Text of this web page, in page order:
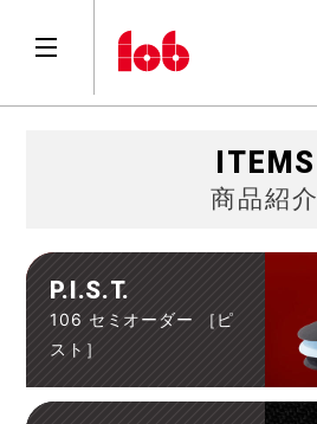
ITEMS
商品紹介
P.I.S.T.
106 セミオーダー ［ピ
スト］